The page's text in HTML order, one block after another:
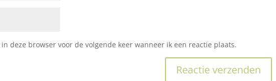
deze browser voor de volgende keer wanneer ik een reactie plaats.